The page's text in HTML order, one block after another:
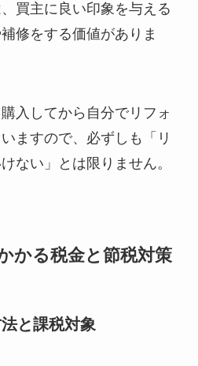
買主に良い印象を与える
修をする価値がありま
入してから自分でリフォ
ますので、必ずしも「リ
ない」とは限りません。
かる税金と節税対策
と課税対象